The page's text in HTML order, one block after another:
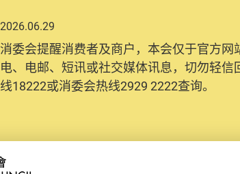
2026.06.29
消委会提醒消费者及商户，本会仅于官方
电、电邮、短讯或社交媒体讯息，切勿轻
线18222或消委会热线2929 2222查询。